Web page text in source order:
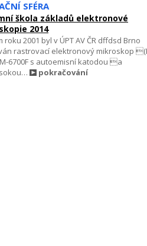
SFÉRA
škola základů elektronové
2014
roku 2001 byl v ÚPT AV ČR dffdsd Brno
rastrovací elektronový mikroskop
6700F s autoemisní katodou a
pokračování